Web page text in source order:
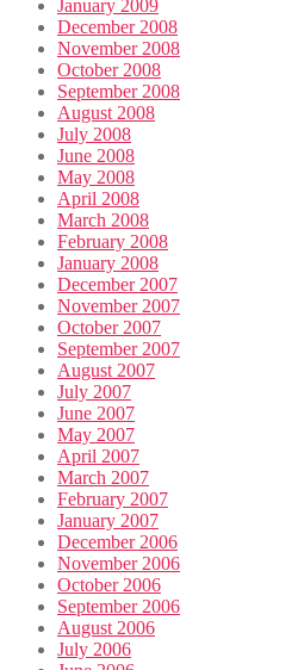
January 2009
December 2008
November 2008
October 2008
September 2008
August 2008
July 2008
June 2008
May 2008
April 2008
March 2008
February 2008
January 2008
December 2007
November 2007
October 2007
September 2007
August 2007
July 2007
June 2007
May 2007
April 2007
March 2007
February 2007
January 2007
December 2006
November 2006
October 2006
September 2006
August 2006
July 2006